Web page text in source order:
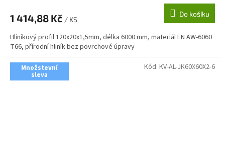
1 414,88 Kč / KS
Do košíku
Hliníkový profil 120x20x1,5mm, délka 6000 mm, materiál EN AW-6060
T66, přírodní hliník bez povrchové úpravy
Množstevní
sleva
Kód: KV-AL-JK60X60X2-6